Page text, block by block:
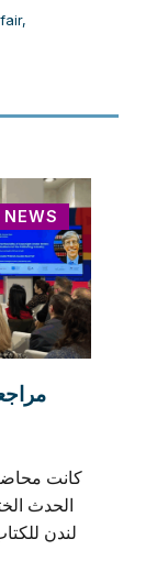
,
NEWS
الحدث
لندن